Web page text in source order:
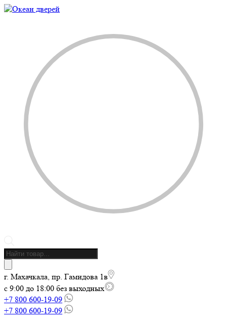
Поиск
товаров
г. Махачкала, пр. Гамидова 1в
с 9:00 до 18:00 без выходных
+7 800 600-19-09
+7 800 600-19-09